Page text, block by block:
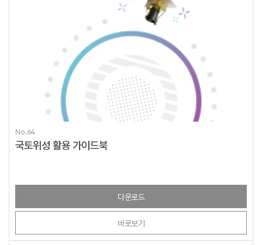
No.64
국토위성 활용 가이드북
다운로드
바로보기